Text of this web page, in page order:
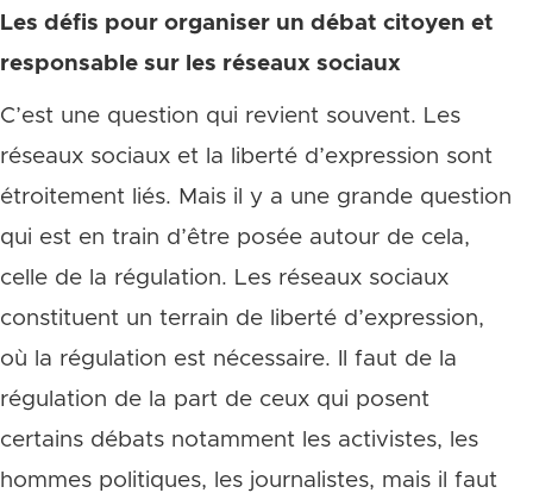
Les défis pour organiser un débat citoyen et
responsable sur les réseaux sociaux
C’est une question qui revient souvent. Les
réseaux sociaux et la liberté d’expression sont
étroitement liés. Mais il y a une grande question
qui est en train d’être posée autour de cela,
celle de la régulation. Les réseaux sociaux
constituent un terrain de liberté d’expression,
où la régulation est nécessaire. Il faut de la
régulation de la part de ceux qui posent
certains débats notamment les activistes, les
hommes politiques, les journalistes, mais il faut